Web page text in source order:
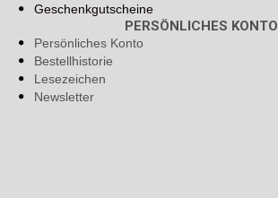
Geschenkgutscheine
PERSÖNLICHES KONTO
Persönliches Konto
Bestellhistorie
Lesezeichen
Newsletter